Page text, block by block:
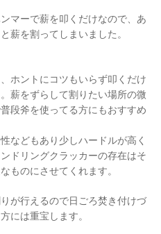
マーで薪を叩くだけなので、あ
薪を割ってしまいました。
ホントにコツもいらず叩くだけ
薪をずらして割りたい場所の微
段斧を使ってる方にもおすすめ
などもあり少しハードルが高く
ドリングクラッカーの存在はそ
ものにさせてくれます。
が行えるので日ごろ焚き付けづ
には重宝します。